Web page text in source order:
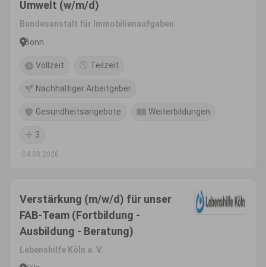
Umwelt (w/m/d)
Bundesanstalt für Immobilienaufgaben
Bonn
Vollzeit Teilzeit
Nachhaltiger Arbeitgeber
Gesundheitsangebote Weiterbildungen
3
04.08.2026
Verstärkung (m/w/d) für unser
FAB-Team (Fortbildung -
Ausbildung - Beratung)
Lebenshilfe Köln e. V.